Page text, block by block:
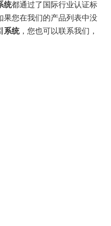
统都通过了国际行业认证标
果您在我们的产品列表中没
系统，您也可以联系我们，